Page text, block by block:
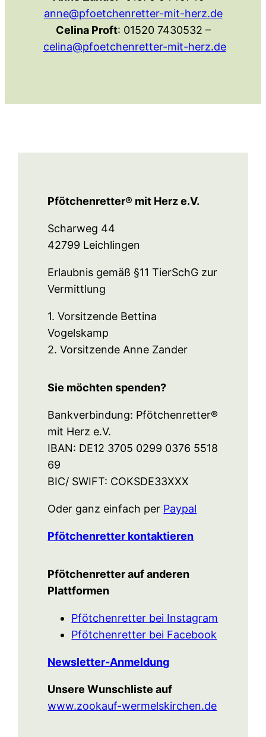
anne@pfoetchenretter-mit-herz.de
Celina Proft: 01520 7430532 –
celina@pfoetchenretter-mit-herz.de
Pfötchenretter® mit Herz e.V.
Scharweg 44
42799 Leichlingen
Erlaubnis gemäß §11 TierSchG zur
Vermittlung
1. Vorsitzende Bettina
Vogelskamp
2. Vorsitzende Anne Zander
Sie möchten spenden?
Bankverbindung: Pfötchenretter®
mit Herz e.V.
IBAN: DE12 3705 0299 0376 5518
69
BIC/ SWIFT: COKSDE33XXX
Oder ganz einfach per Paypal
Pfötchenretter kontaktieren
Pfötchenretter auf anderen
Plattformen
Pfötchenretter bei Instagram
Pfötchenretter bei Facebook
Newsletter-Anmeldung
Unsere Wunschliste auf
www.zookauf-wermelskirchen.de